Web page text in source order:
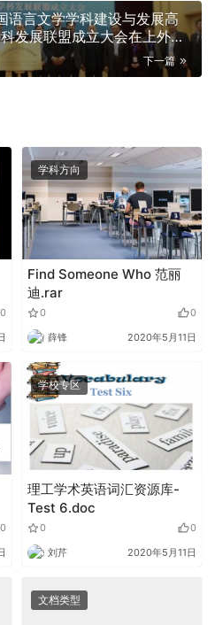
言文学学科建设与发展高
发展联盟成立大会在上外召
下一篇
0
学科方向
Find Someone Who 范丽
迪.rar
0 0
薛锋 2020年5月11日
0
学校专区
理工学术英语词汇资源库-
Test 6.doc
0 0
刘芹 2020年5月11日
文档类型